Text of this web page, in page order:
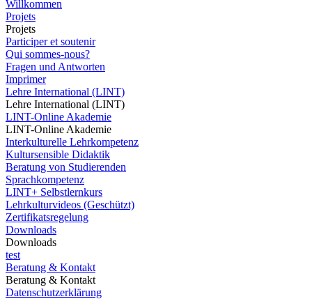
Willkommen
Projets
Projets
Participer et soutenir
Qui sommes-nous?
Fragen und Antworten
Imprimer
Lehre International (LINT)
Lehre International (LINT)
LINT-Online Akademie
LINT-Online Akademie
Interkulturelle Lehrkompetenz
Kultursensible Didaktik
Beratung von Studierenden
Sprachkompetenz
LINT+ Selbstlernkurs
Lehrkulturvideos (Geschützt)
Zertifikatsregelung
Downloads
Downloads
test
Beratung & Kontakt
Beratung & Kontakt
Datenschutzerklärung